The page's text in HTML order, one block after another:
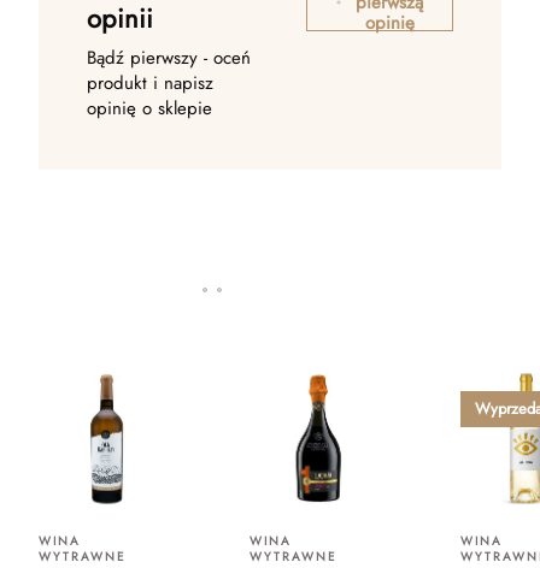
opinii
Bądź pierwszy - oceń
produkt i napisz
opinię o sklepie
opinię
WINA
WYTRAWNE
WINA
WYTRAWNE
WINA